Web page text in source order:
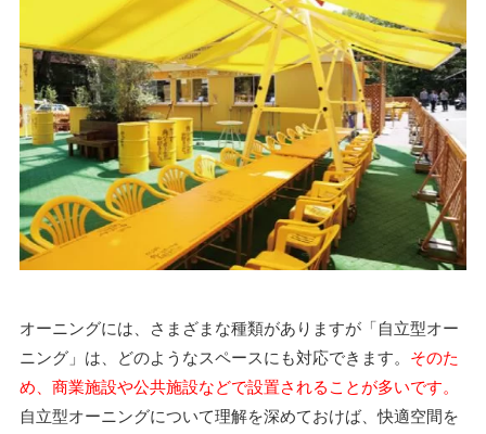
オーニングには、さまざまな種類がありますが「自立型オー
ニング」は、どのようなスペースにも対応できます。 そのた
め、商業施設や公共施設などで設置されることが多いです。
自立型オーニングについて理解を深めておけば、快適空間を